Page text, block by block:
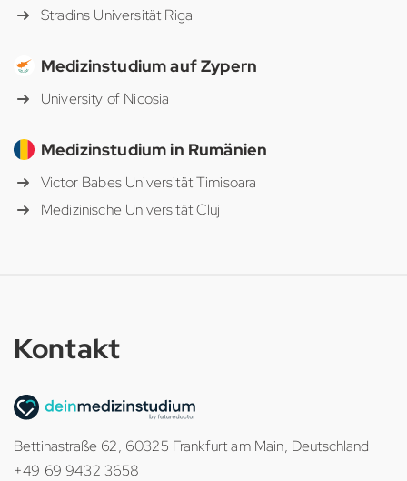
Stradins Universität Riga
Medizinstudium auf Zypern
University of Nicosia
Medizinstudium in Rumänien
Victor Babes Universität Timisoara
Medizinische Universität Cluj
Kontakt
Bettinastraße 62, 60325 Frankfurt am Main, Deutschland
+49 69 9432 3658